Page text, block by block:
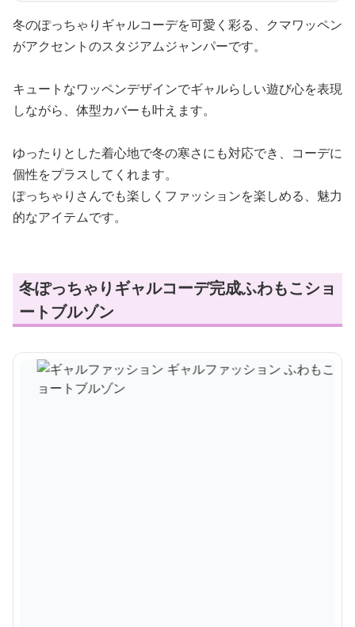
冬のぽっちゃりギャルコーデを可愛く彩る、クマワッペン
がアクセントのスタジアムジャンパーです。
キュートなワッペンデザインでギャルらしい遊び心を表現
しながら、体型カバーも叶えます。
ゆったりとした着心地で冬の寒さにも対応でき、コーデに
個性をプラスしてくれます。
ぽっちゃりさんでも楽しくファッションを楽しめる、魅力
的なアイテムです。
冬ぽっちゃりギャルコーデ完成ふわもこショ
ートブルゾン